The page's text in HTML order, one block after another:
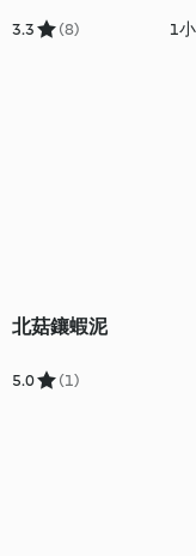
3.3 (8) 1
北菇鑲蝦泥
5.0 (1)